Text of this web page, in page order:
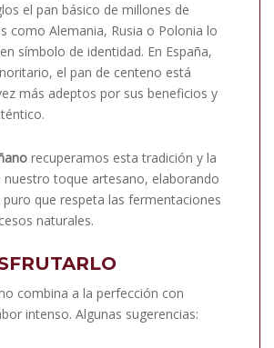
el pan básico de millones de
como Alemania, Rusia o Polonia lo
símbolo de identidad. En España,
el pan de centeno está
más adeptos por sus beneficios y
recuperamos esta tradición y la
toque artesano, elaborando
que respeta las fermentaciones
naturales.
combina a la perfección con
intenso. Algunas sugerencias: